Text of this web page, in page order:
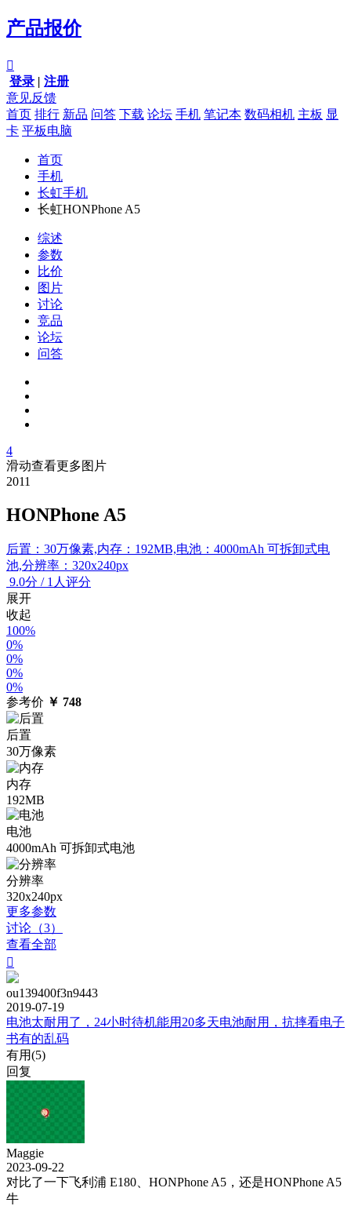
产品报价

登录 | 注册
意见反馈
首页 排行 新品 问答 下载 论坛 手机 笔记本 数码相机 主板 显
卡 平板电脑
首页
手机
长虹手机
长虹HONPhone A5
综述
参数
比价
图片
讨论
竞品
论坛
问答
4
滑动查看更多图片
2011
HONPhone A5
后置：30万像素,内存：192MB,电池：4000mAh 可拆卸式电
池,分辨率：320x240px
9.0分 / 1人评分
展开
收起
100%
0%
0%
0%
0%
参考价 ￥ 748
后置
30万像素
内存
192MB
电池
4000mAh 可拆卸式电池
分辨率
320x240px
更多参数
讨论（3）
查看全部

ou139400f3n9443
2019-07-19
电池太耐用了，24小时待机能用20多天电池耐用，抗摔看电子
书有的乱码
有用(5)
回复
Maggie
2023-09-22
对比了一下飞利浦 E180、HONPhone A5，还是HONPhone A5
牛